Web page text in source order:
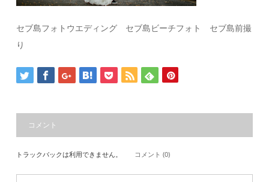
セブ島フォトウエディング セブ島ビーチフォト セブ島前撮
り
コメント
トラックバックは利用できません。 コメント (0)